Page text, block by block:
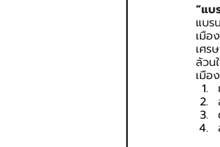
“แบ
แบร
เมือ
เศร
ล้วน
เมือ